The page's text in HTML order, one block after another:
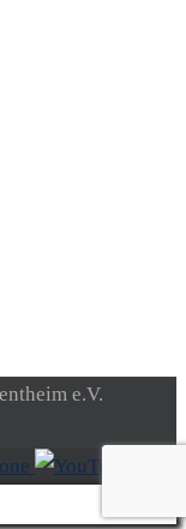
e.V.